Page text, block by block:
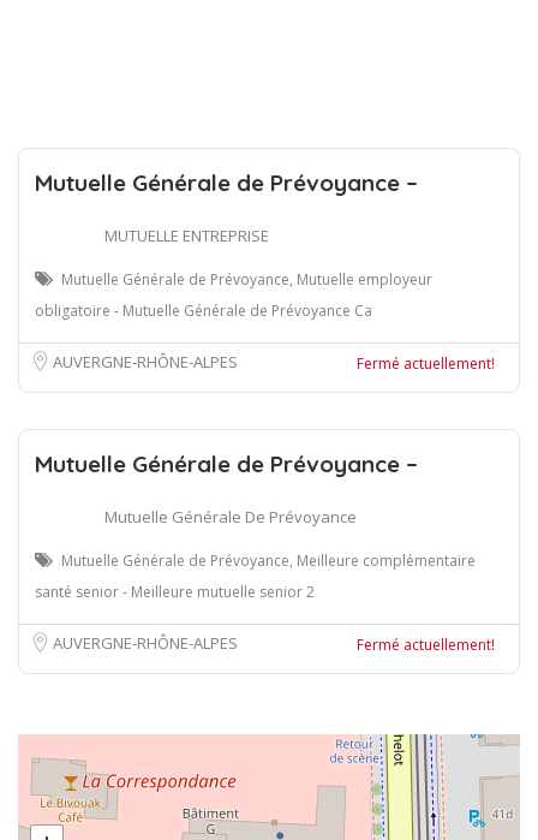
Mutuelle Générale de Prévoyance –
MUTUELLE ENTREPRISE
Mutuelle Générale de Prévoyance, Mutuelle employeur
obligatoire - Mutuelle Générale de Prévoyance Ca
AUVERGNE-RHÔNE-ALPES Fermé actuellement!
Mutuelle Générale de Prévoyance –
Mutuelle Générale De Prévoyance
Mutuelle Générale de Prévoyance, Meilleure complémentaire
santé senior - Meilleure mutuelle senior 2
AUVERGNE-RHÔNE-ALPES Fermé actuellement!